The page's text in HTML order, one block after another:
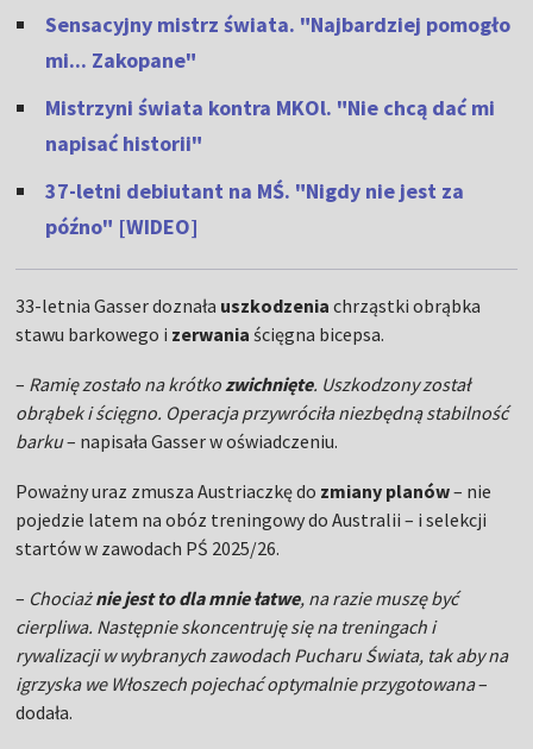
Sensacyjny mistrz świata. "Najbardziej pomogło
mi... Zakopane"
Mistrzyni świata kontra MKOl. "Nie chcą dać mi
napisać historii"
37-letni debiutant na MŚ. "Nigdy nie jest za
późno" [WIDEO]
33-letnia Gasser doznała uszkodzeniachrząstki obrąbka
stawu barkowego i zerwania ścięgna bicepsa.
– Ramię zostało na krótkozwichnięte. Uszkodzony został
obrąbek i ścięgno. Operacja przywróciła niezbędną stabilność
barku– napisała Gasser w oświadczeniu.
Poważny uraz zmusza Austriaczkę do zmiany planów– nie
pojedzie latem na obóz treningowy do Australii – i selekcji
startów w zawodach PŚ 2025/26.
– Chociażnie jest to dla mnie łatwe, na razie muszę być
cierpliwa. Następnie skoncentruję się na treningach i
rywalizacji w wybranych zawodach Pucharu Świata, tak aby na
igrzyska we Włoszech pojechać optymalnie przygotowana–
dodała.